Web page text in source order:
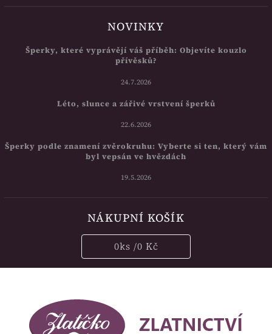
NOVINKY
Šperky, které vyprávějí váš příběh: Objevíte kouzlo
přívěsků?
24.7.2026
Léto, slunce a zářivé vrstvení šperků
22.6.2026
Šperky podle znamení zvěrokruhu: Vyberte si ten, který vám
byl vepsán ve hvězdách
19.5.2026
NÁKUPNÍ KOŠÍK
0ks /0 Kč